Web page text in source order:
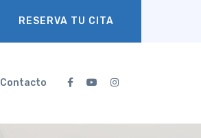
RESERVA TU CITA
Contacto